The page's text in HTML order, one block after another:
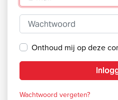
Wachtwoord
Onthoud mij op deze
Wachtwoord vergeten?